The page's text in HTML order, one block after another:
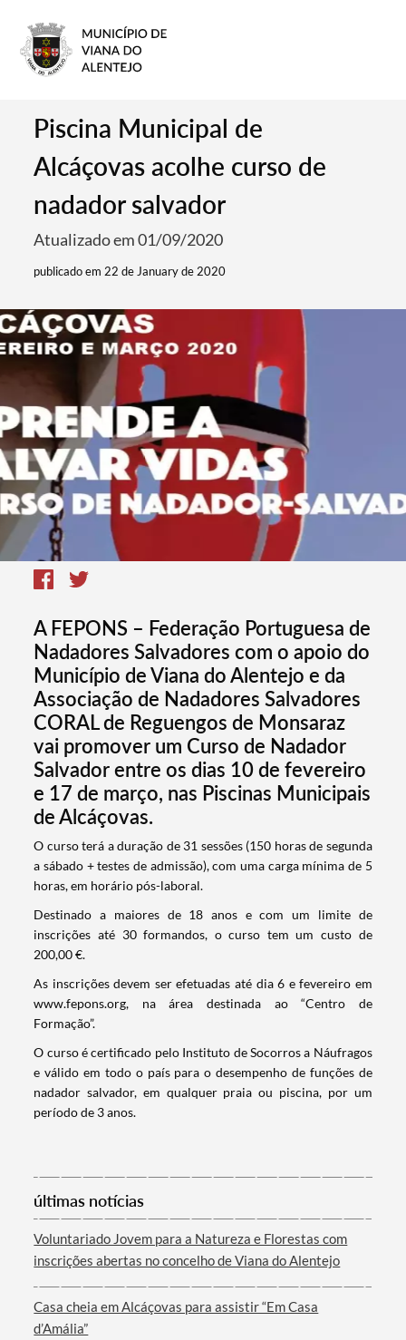
Termo de Pesquisa
Categorias gerais
Filtros
Piscina Municipal de
Alcáçovas acolhe curso de
nadador salvador
Atualizado em 01/09/2020
publicado em 22 de January de 2020
A FEPONS – Federação Portuguesa de
Nadadores Salvadores com o apoio do
Município de Viana do Alentejo e da
Associação de Nadadores Salvadores
CORAL de Reguengos de Monsaraz
vai promover um Curso de Nadador
Salvador entre os dias 10 de fevereiro
e 17 de março, nas Piscinas Municipais
de Alcáçovas.
​O curso terá a duração de 31 sessões (150 horas de segunda
a sábado + testes de admissão), com uma carga mínima de 5
horas, em horário pós-laboral.
Destinado a maiores de 18 anos e com um limite de
inscrições até 30 formandos, o curso tem um custo de
200,00 €.
As inscrições devem ser efetuadas até dia 6 e fevereiro em
www.fepons.org, na área destinada ao “Centro de
Formação”.
O curso é certificado pelo Instituto de Socorros a Náufragos
e válido em todo o país para o desempenho de funções de
nadador salvador, em qualquer praia ou piscina, por um
período de 3 anos.
últimas notícias
Voluntariado Jovem para a Natureza e Florestas com
inscrições abertas no concelho de Viana do Alentejo
Casa cheia em Alcáçovas para assistir “Em Casa
d’Amália”